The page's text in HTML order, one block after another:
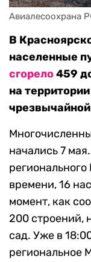
Авиалесоохрана
В
населенные
сгорело459
на
начались 7
времени, 16
момент, как
200 строений,
сад. Уже в
региональное